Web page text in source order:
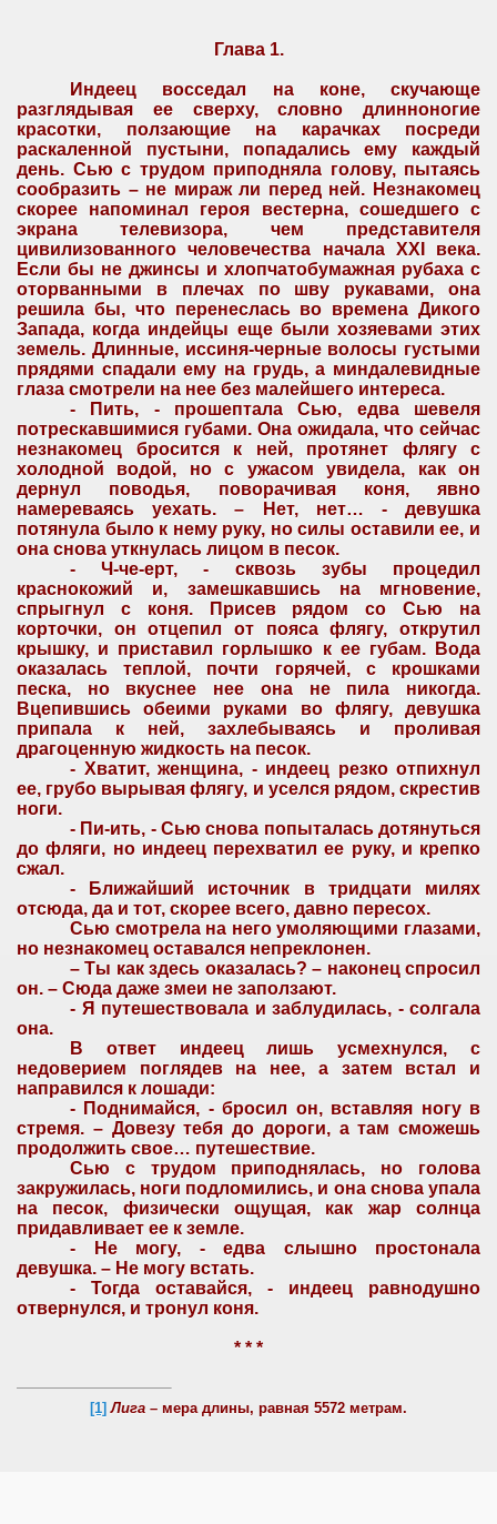
Глава 1.
Индеец восседал на коне, скучающе
разглядывая ее сверху, словно длинноногие
красотки, ползающие на карачках посреди
раскаленной пустыни, попадались ему каждый
день. Сью с трудом приподняла голову, пытаясь
сообразить – не мираж ли перед ней. Незнакомец
скорее напоминал героя вестерна, сошедшего с
экрана телевизора, чем представителя
цивилизованного человечества начала XXI
века.
Если бы не джинсы и хлопчатобумажная рубаха с
оторванными в плечах по шву рукавами, она
решила бы, что перенеслась во времена Дикого
Запада, когда индейцы еще были хозяевами этих
земель. Длинные, иссиня-черные волосы густыми
прядями спадали ему на грудь, а миндалевидные
глаза смотрели на нее без малейшего интереса.
- Пить, - прошептала Сью, едва шевеля
потрескавшимися губами. Она ожидала, что сейчас
незнакомец бросится к ней, протянет флягу с
холодной водой, но с ужасом увидела, как он
дернул поводья, поворачивая коня, явно
намереваясь уехать. – Нет, нет… - девушка
потянула было к нему руку, но силы оставили ее, и
она снова уткнулась лицом в песок.
- Ч-че-ерт, - сквозь зубы процедил
краснокожий и, замешкавшись на мгновение,
спрыгнул с коня. Присев рядом со Сью на
корточки, он отцепил от пояса флягу, открутил
крышку, и приставил горлышко к ее губам. Вода
оказалась теплой, почти горячей, с крошками
песка, но вкуснее нее она не пила никогда.
Вцепившись обеими руками во флягу, девушка
припала к ней, захлебываясь и проливая
драгоценную жидкость на песок.
- Хватит, женщина, - индеец резко отпихнул
ее, грубо вырывая флягу, и уселся рядом, скрестив
ноги.
- Пи-ить, - Сью снова попыталась дотянуться
до фляги, но индеец перехватил ее руку, и крепко
сжал.
- Ближайший источник в тридцати милях
отсюда, да и тот, скорее всего, давно пересох.
Сью смотрела на него умоляющими глазами,
но незнакомец оставался непреклонен.
– Ты как здесь оказалась? – наконец спросил
он. – Сюда даже змеи не заползают.
- Я путешествовала и заблудилась, - солгала
она.
В ответ индеец лишь усмехнулся, с
недоверием поглядев на нее, а затем встал и
направился к лошади:
- Поднимайся, - бросил он, вставляя ногу в
стремя. – Довезу тебя до дороги, а там сможешь
продолжить свое… путешествие.
Сью с трудом приподнялась, но голова
закружилась, ноги подломились, и она снова упала
на песок, физически ощущая, как жар солнца
придавливает ее к земле.
- Не могу, - едва слышно простонала
девушка. – Не могу встать.
- Тогда оставайся, - индеец равнодушно
отвернулся, и тронул коня.
* * *
[1] Лига – мера длины, равная 5572 метрам.